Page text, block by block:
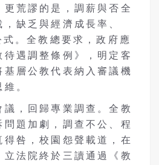
荒謬的是，調薪與否全
缺乏與經濟成長率、
。全教總要求，政府應
遇調整條例》，明定客
基層公教代表納入審議機
。
，回歸專業調查。全教
題加劇，調查不公、程
得咎，校園怨聲載道，在
法院終於三讀通過《教